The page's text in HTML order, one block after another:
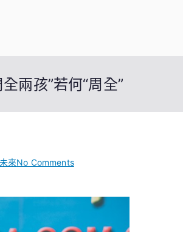
兩孩”若何“周全”
未來No Commentson